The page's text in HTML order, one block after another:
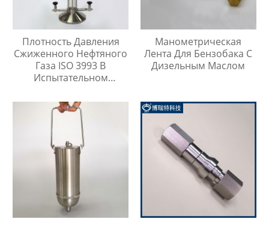
Плотность Давления
Сжиженного Нефтяного
Газа ISO 3993 В
Испытательном
Углеводородов
Манометрическая
Лента Для Бензобака С
Дизельным Маслом